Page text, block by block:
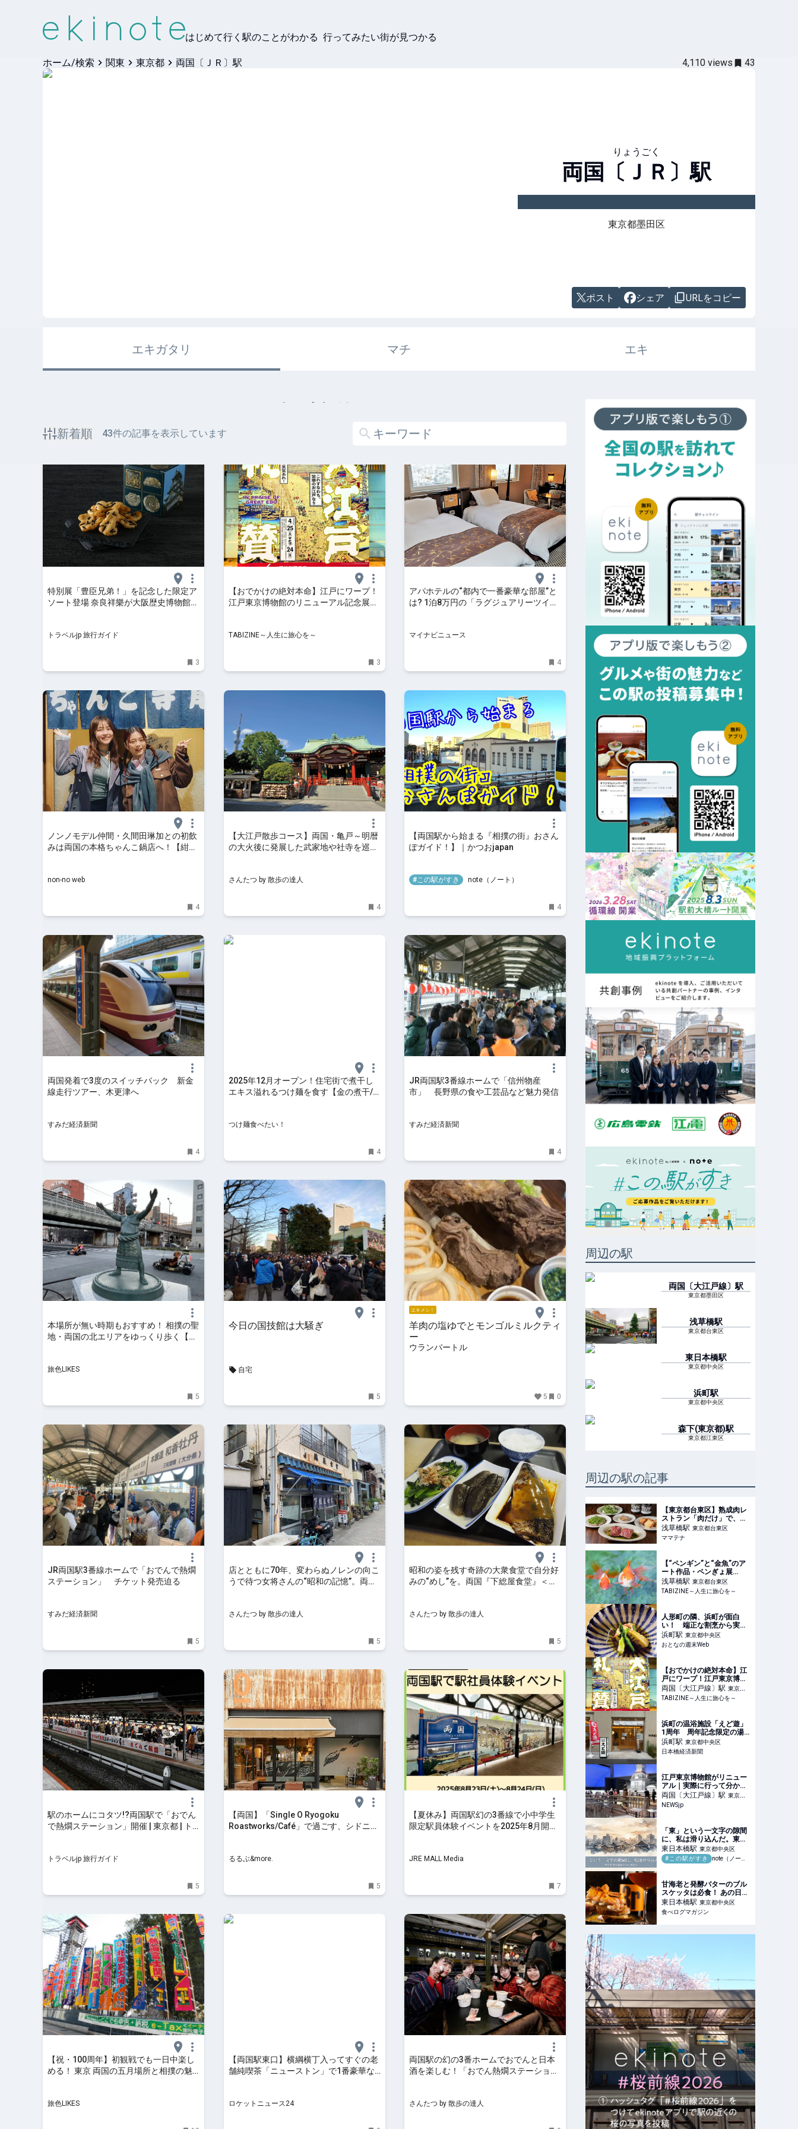
はじめて行く駅のことがわかる 行ってみたい街が見つかる
ホーム/検索 関東 東京都 両国〔ＪＲ〕駅 4,110 views 43
りょうごく
両国〔ＪＲ〕駅
東京都墨田区
ポスト シェア URLをコピー
エキガタリ マチ エキ
エキガタリ
新着順 43件の記事を表示しています
特別展「豊臣兄弟！」を記念した限定ア
ソート登場 奈良祥樂が大阪歴史博物館で
トラベルjp 旅行ガイド
3
【おでかけの絶対本命】江戸にワープ！
江戸東京博物館のリニューアル記念展
TABIZINE～人生に旅心を～
3
アパホテルの“都内で一番豪華な部屋”と
は? 1泊8万円の「ラグジュアリーツイン
マイナビニュース
4
ノンノモデル仲間・久間田琳加との初飲
みは両国の本格ちゃんこ鍋店へ！【紺野
non-no web
4
【大江戸散歩コース】両国・亀戸～明暦
の大火後に発展した武家地や社寺を巡る
さんたつ by 散歩の達人
4
【両国駅から始まる『相撲の街』おさん
ぽガイド！】｜かつおjapan
#この駅がすき note（ノート）
4
両国発着で3度のスイッチバック 新金
線走行ツアー、木更津へ
すみだ経済新聞
4
2025年12月オープン！住宅街で煮干し
エキス溢れるつけ麺を食す【金の煮干/
つけ麺食べたい！
4
JR両国駅3番線ホームで「信州物産
市」 長野県の食や工芸品など魅力発信
すみだ経済新聞
4
本場所が無い時期もおすすめ！ 相撲の聖
地・両国の北エリアをゆっくり歩く【東
旅色LIKES
5
今日の国技館は大騒ぎ
自宅
5
エキメシ！
羊肉の塩ゆでとモンゴルミルクティ
ー
ウランバートル
5 0
JR両国駅3番線ホームで「おでんで熱燗
ステーション」 チケット発売迫る
すみだ経済新聞
5
店とともに70年、変わらぬノレンの向こ
うで待つ女将さんの“昭和の記憶”。両国
さんたつ by 散歩の達人
5
昭和の姿を残す奇跡の大衆食堂で自分好
みの“めし”を。両国『下総屋食堂』＜前
さんたつ by 散歩の達人
5
駅のホームにコタツ!?両国駅で「おでん
で熱燗ステーション」開催 | 東京都 | ト
トラベルjp 旅行ガイド
5
【両国】「Single O Ryogoku
Roastworks/Café」で過ごす、シドニー
るるぶ&more.
5
【夏休み】両国駅幻の3番線で小中学生
限定駅員体験イベントを2025年8月開
JRE MALL Media
7
【祝・100周年】初観戦でも一日中楽し
める！ 東京 両国の五月場所と相撲の魅
旅色LIKES
【両国駅東口】横綱横丁入ってすぐの老
舗純喫茶「ニューストン」で1番豪華な
ロケットニュース24
両国駅の幻の3番ホームでおでんと日本
酒を楽しむ！「おでん熱燗ステーショ
さんたつ by 散歩の達人
周辺の駅
両国〔大江戸線〕駅
東京都墨田区
浅草橋駅
東京都台東区
東日本橋駅
東京都中央区
浜町駅
東京都中央区
森下(東京都)駅
東京都江東区
周辺の駅の記事
【東京都台東区】熟成肉レ
ストラン「肉だけ」で、ブ
ラックアンガス200gとワイ
ンを含むフリードリンク付
のフルコースを5,000円(税
浅草橋駅 東京都台東区
ママテナ
【“ペンギン”と“金魚”のア
ート作品・ペンぎょ展
2026】涼を届ける癒やし作
品が東京と名古屋に集結！ |
TABIZINE～人生に旅心を
浅草橋駅 東京都台東区
TABIZINE～人生に旅心を～
人形町の隣、浜町が面白
い！ 端正な割烹から実力
派フレンチ定食まで 普段
使いしたい5軒
浜町駅 東京都中央区
おとなの週末Web
【おでかけの絶対本命】江
戸にワープ！江戸東京博物
館のリニューアル記念展
「大江戸礼賛」で当時を体
験 | TABIZINE～人生に旅心
両国〔大江戸線〕駅 東京都
墨田区
TABIZINE～人生に旅心を～
浜町の温浴施設「えど遊」
1周年 周年記念限定の湯
やグッズ販売も
浜町駅 東京都中央区
日本橋経済新聞
江戸東京博物館がリニュー
アル｜実際に行って分かっ
た見どころを体験レポート |
NEWSjp
両国〔大江戸線〕駅 東京都
墨田区
NEWSjp
「東」という一文字の隙間
に、私は滑り込んだ。東日
本橋が私を許してくれた話
｜Hiroyuki Atsumi
東日本橋駅 東京都中央区
#この駅がすき
note（ノート）
甘海老と発酵バターのブル
スケッタは必食！ あの日本
橋の連日満席店が一軒家ワ
インバーをオープン | 食べ
ログマガジン
東日本橋駅 東京都中央区
食べログマガジン